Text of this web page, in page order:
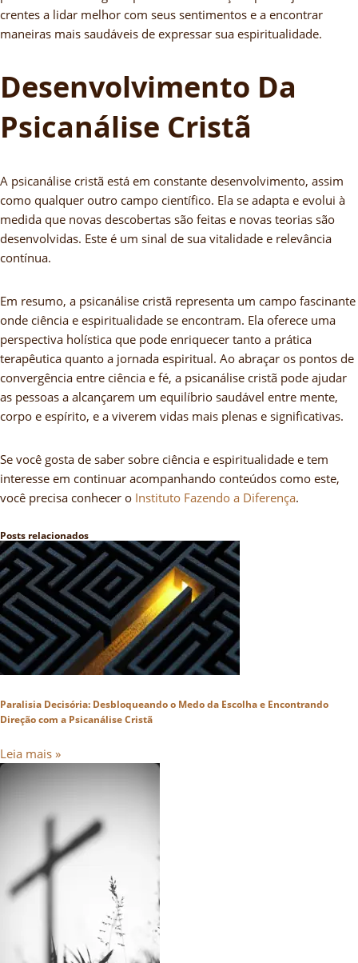
crentes a lidar melhor com seus sentimentos e a encontrar
maneiras mais saudáveis de expressar sua espiritualidade.
Desenvolvimento Da
Psicanálise Cristã
A psicanálise cristã está em constante desenvolvimento, assim
como qualquer outro campo científico. Ela se adapta e evolui à
medida que novas descobertas são feitas e novas teorias são
desenvolvidas. Este é um sinal de sua vitalidade e relevância
contínua.
Em resumo, a psicanálise cristã representa um campo fascinante
onde ciência e espiritualidade se encontram. Ela oferece uma
perspectiva holística que pode enriquecer tanto a prática
terapêutica quanto a jornada espiritual. Ao abraçar os pontos de
convergência entre ciência e fé, a psicanálise cristã pode ajudar
as pessoas a alcançarem um equilíbrio saudável entre mente,
corpo e espírito, e a viverem vidas mais plenas e significativas.
Se você gosta de saber sobre ciência e espiritualidade e tem
interesse em continuar acompanhando conteúdos como este,
você precisa conhecer o Instituto Fazendo a Diferença.
Posts relacionados
Paralisia Decisória: Desbloqueando o Medo da Escolha e Encontrando
Direção com a Psicanálise Cristã
Leia mais »